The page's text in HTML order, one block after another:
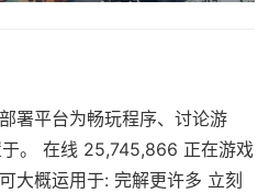
署平台为畅玩程序、讨论游
。 在线 25,745,866 正在游戏
大概运用于: 完解更许多 立刻